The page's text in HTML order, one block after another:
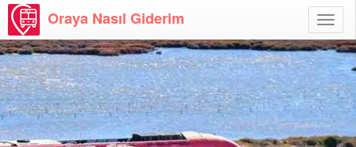
Aç
Oraya Nasıl Giderim